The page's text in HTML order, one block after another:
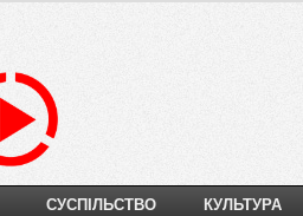
СУСПІЛЬСТВО КУЛЬТУРА